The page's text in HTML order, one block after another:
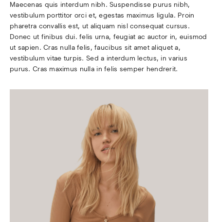
Maecenas quis interdum nibh. Suspendisse purus nibh,
vestibulum porttitor orci et, egestas maximus ligula. Proin
pharetra convallis est, ut aliquam nisl consequat cursus.
Donec ut finibus dui. felis urna, feugiat ac auctor in, euismod
ut sapien. Cras nulla felis, faucibus sit amet aliquet a,
vestibulum vitae turpis. Sed a interdum lectus, in varius
purus. Cras maximus nulla in felis semper hendrerit.